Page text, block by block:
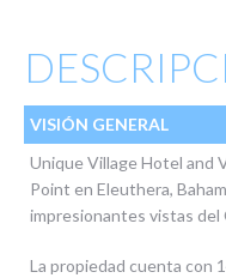
VISIÓN GENERAL
Unique Village Hotel and
Point en Eleuthera,
impresionantes vistas
La propiedad cuenta con